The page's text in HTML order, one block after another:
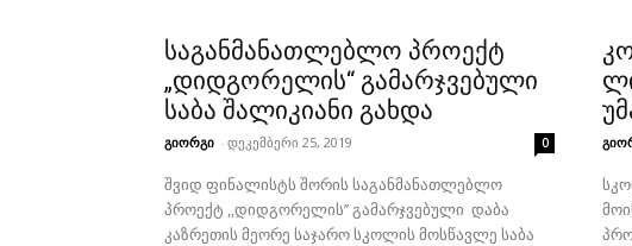
საგანმანათლებლო პროექტ
„დიდგორელის“ გამარჯვებული
საბა შალიკიანი გახდა
გიორგი - დეკემბერი 25, 2019 0
შვიდ ფინალისტს შორის საგანმანათლებლო
პროექტ ,,დიდგორელის’’ გამარჯვებული დაბა
კაზრეთის მეორე საჯარო სკოლის მოსწავლე საბა